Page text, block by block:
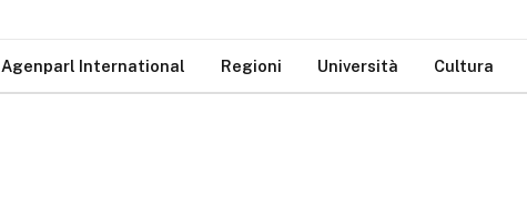
Agenparl International Regioni Università Cultura